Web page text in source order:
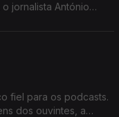
jornalista António
fiel para os podcasts.
dos ouvintes, a